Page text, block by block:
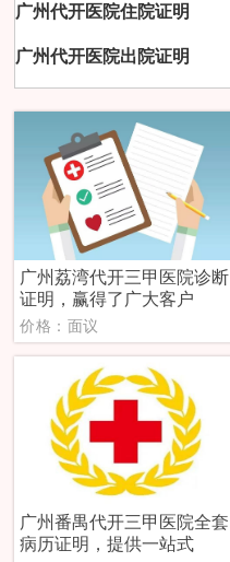
广州代开医院住院证明
广州代开医院出院证明
广州荔湾代开三甲医院诊断
证明，赢得了广大客户
价格：面议
广州番禺代开三甲医院全套
病历证明，提供一站式